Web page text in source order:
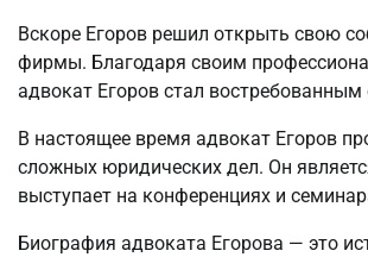
Вскоре Егоров решил открыть свою
фирмы. Благодаря своим
адвокат Егоров стал
В настоящее время адвокат Егоров
сложных юридических дел. Он
выступает на конференциях и
Биография адвоката Егорова — это